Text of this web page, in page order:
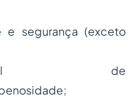
e segurança (exceto
de